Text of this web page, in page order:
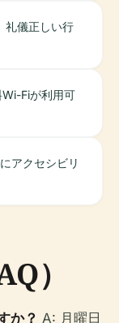
礼儀正しい行
Fiが利用可
アクセシビリ
）
か？ A: 月曜日